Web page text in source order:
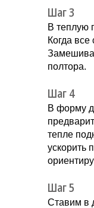
Шаг 3
В теплую
Когда
полтора.
Шаг 4
В форму
тепле
ускорить
Шаг 5
Ставим в